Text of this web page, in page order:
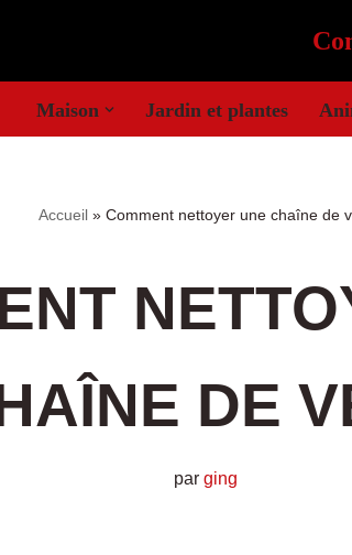
Maison Jardin et plantes
Accueil » Comment nettoyer une chaîne de
DE
par ging